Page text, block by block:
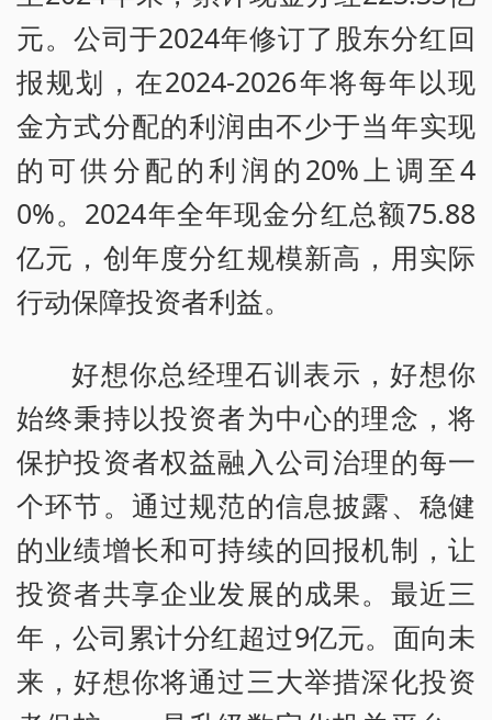
元。公司于2024年修订了股东分红回
报规划，在2024-2026年将每年以现
金方式分配的利润由不少于当年实现
的可供分配的利润的20%上调至4
0%。2024年全年现金分红总额75.88
亿元，创年度分红规模新高，用实际
行动保障投资者利益。
好想你总经理石训表示，好想你
始终秉持以投资者为中心的理念，将
保护投资者权益融入公司治理的每一
个环节。通过规范的信息披露、稳健
的业绩增长和可持续的回报机制，让
投资者共享企业发展的成果。最近三
年，公司累计分红超过9亿元。面向未
来，好想你将通过三大举措深化投资